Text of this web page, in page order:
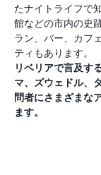
たナイトライフで
館などの市内の史
ラン、バー、カフ
ティもあります。
リベリアで言及す
マ、ズウェドル、
問者にさまざまな
ます。